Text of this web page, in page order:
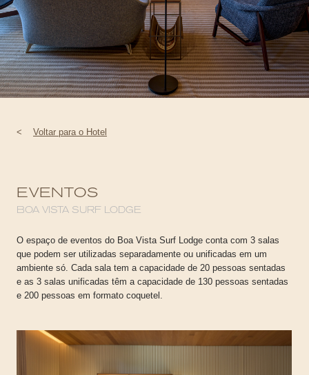
HISTÓRIA
SUSTENTABILIDADE
CONTATO
< Voltar para o Hotel
EVENTOS
BOA VISTA SURF LODGE
O espaço de eventos do Boa Vista Surf Lodge conta com 3 salas
que podem ser utilizadas separadamente ou unificadas em um
ambiente só. Cada sala tem a capacidade de 20 pessoas sentadas
e as 3 salas unificadas têm a capacidade de 130 pessoas sentadas
e 200 pessoas em formato coquetel.